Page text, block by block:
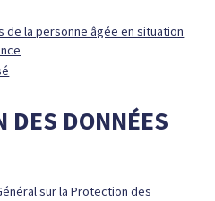
la personne âgée en situation
DES DONNÉES
sur la Protection des